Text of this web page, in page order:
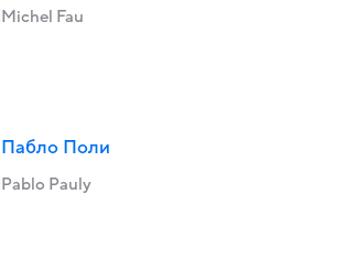
Michel Fau
Пабло Поли
Pablo Pauly